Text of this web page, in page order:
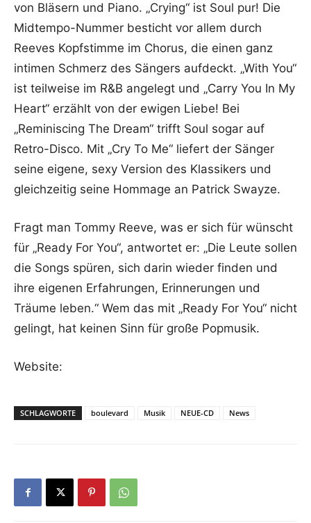
von Bläsern und Piano. „Crying“ ist Soul pur! Die
Midtempo-Nummer besticht vor allem durch
Reeves Kopfstimme im Chorus, die einen ganz
intimen Schmerz des Sängers aufdeckt. „With You“
ist teilweise im R&B angelegt und „Carry You In My
Heart“ erzählt von der ewigen Liebe! Bei
„Reminiscing The Dream“ trifft Soul sogar auf
Retro-Disco. Mit „Cry To Me“ liefert der Sänger
seine eigene, sexy Version des Klassikers und
gleichzeitig seine Hommage an Patrick Swayze.
Fragt man Tommy Reeve, was er sich für wünscht
für „Ready For You“, antwortet er: „Die Leute sollen
die Songs spüren, sich darin wieder finden und
ihre eigenen Erfahrungen, Erinnerungen und
Träume leben.“ Wem das mit „Ready For You“ nicht
gelingt, hat keinen Sinn für große Popmusik.
Website:
SCHLAGWORTE boulevard Musik NEUE-CD News